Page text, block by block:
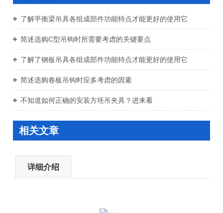
了解平衡梁吊具各组成部件功能特点才能更好的使用它
简述选购C型吊钩时所需要考虑的关键要点
了解了钢板吊具各组成部件功能特点才能更好的使用它
简述选购卷板吊钩时应多考虑的因素
不知道如何正确的安装方坯吊夹具？进来看
相关文章
详细介绍